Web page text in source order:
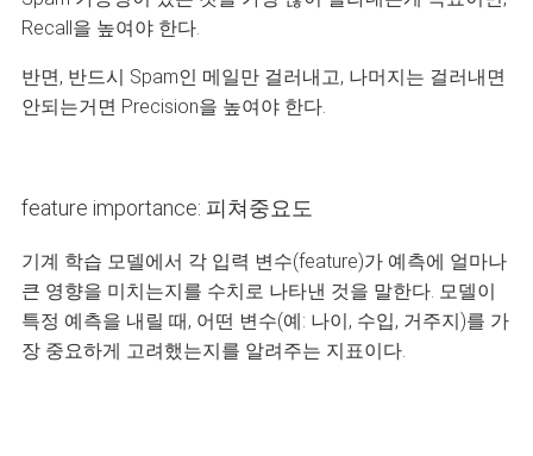
Recall을 높여야 한다.
반면, 반드시 Spam인 메일만 걸러내고, 나머지는 걸러내면
안되는거면 Precision을 높여야 한다.
feature importance: 피쳐중요도
기계 학습 모델에서 각 입력 변수(feature)가 예측에 얼마나
큰 영향을 미치는지를 수치로 나타낸 것을 말한다. 모델이
특정 예측을 내릴 때, 어떤 변수(예: 나이, 수입, 거주지)를 가
장 중요하게 고려했는지를 알려주는 지표이다.